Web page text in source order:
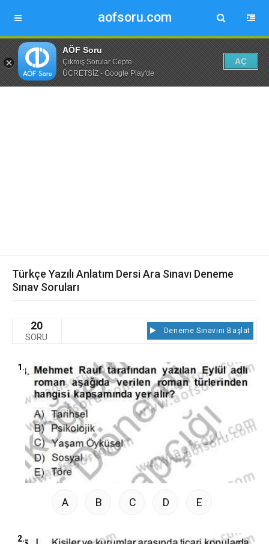
aofsoru.com
AÖF Soru
Çıkmış Sorular Cepte
ÜCRETSİZ - Google Play'de
AÇ
Türkçe Yazılı Anlatım Dersi Ara Sınavı Deneme
Sınav Soruları
20
SORU
Deneme Sınavını Başlat
1.
A B C D E
2.